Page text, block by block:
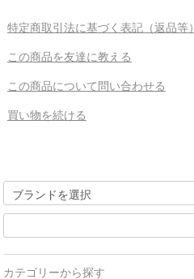
特定商取引法に基づく表記（返品等）
この商品を友達に教える
この商品について問い合わせる
買い物を続ける
カテゴリーから探す